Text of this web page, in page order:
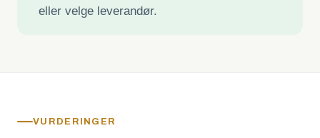
eller velge leverandør.
VURDERINGER